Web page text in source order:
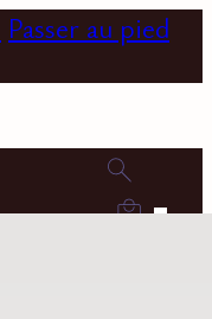
Passer au pied
0